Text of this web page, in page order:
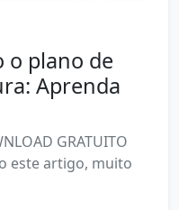
o plano de
Aprenda
GRATUITO
este artigo, muito